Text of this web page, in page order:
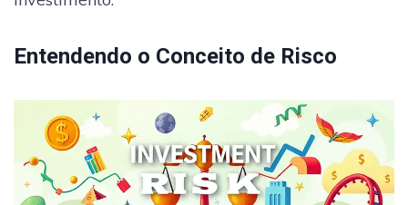
Entendendo o Conceito de Risco